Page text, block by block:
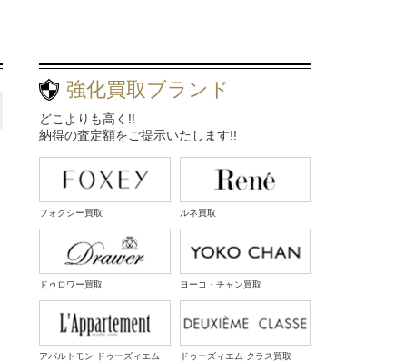
強化買取ブランド
どこよりも高く!!
納得の査定額をご提示いたします!!
フォクシー買取 ルネ買取
ドゥロワー買取 ヨーコ・チャン買取
アパルトモン ドゥーズィエム
ドゥーズィエム クラス買取